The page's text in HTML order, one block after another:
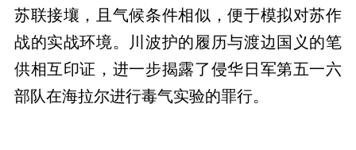
苏联接壤，且气候条件相似，便于模拟对苏作
战的实战环境。川波护的履历与渡边国义的笔
供相互印证，进一步揭露了侵华日军第五一六
部队在海拉尔进行毒气实验的罪行。